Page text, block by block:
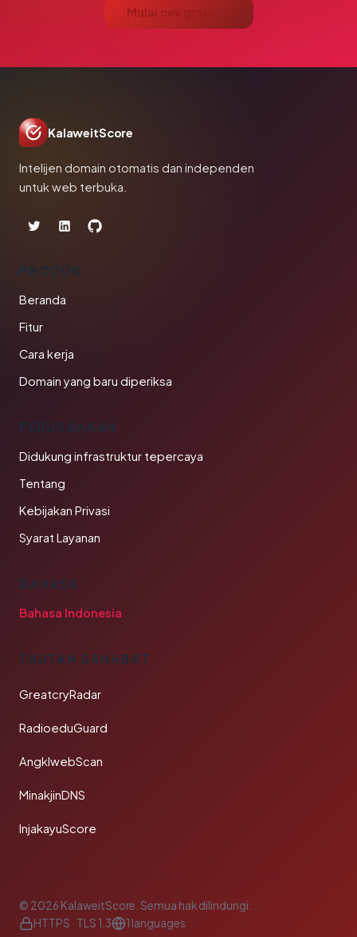
Mulai cek gratis →
KalaweitScore
Intelijen domain otomatis dan independen
untuk web terbuka.
PRODUK
Beranda
Fitur
Cara kerja
Domain yang baru diperiksa
PERUSAHAAN
Didukung infrastruktur tepercaya
Tentang
Kebijakan Privasi
Syarat Layanan
BAHASA
Bahasa Indonesia
TAUTAN SAHABAT
GreatcryRadar
RadioeduGuard
AngklwebScan
MinakjinDNS
InjakayuScore
© 2026 KalaweitScore. Semua hak dilindungi.
HTTPS · TLS 1.3
1 languages